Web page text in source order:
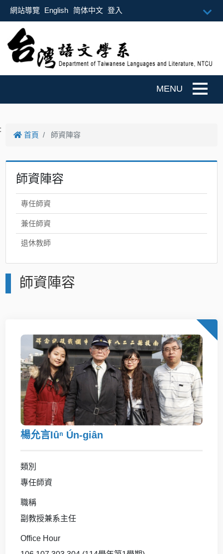
跳到主要內容
網站導覽 English 简体中文 登入
首頁 師資陣容
師資陣容
專任師資
兼任師資
退休教師
師資陣容
楊允言Iûⁿ Ún-giân
類別
專任師資
職稱
副教授兼系主任
Office Hour